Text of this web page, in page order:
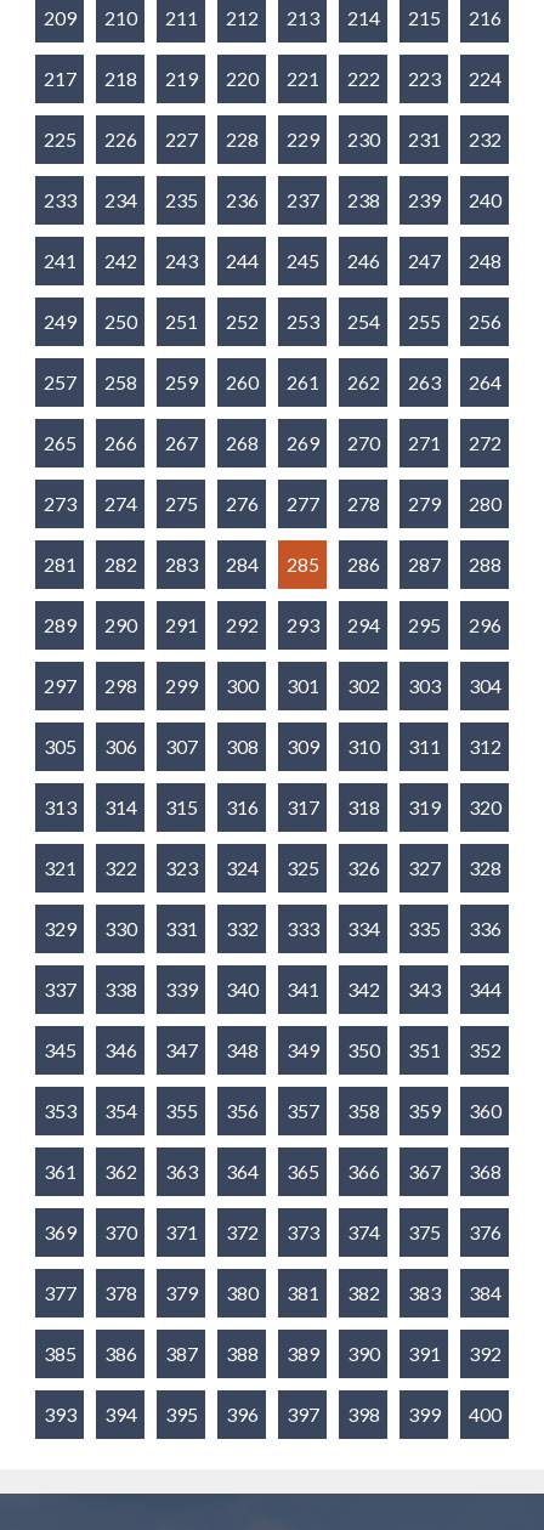
209 210 211 212 213 214 215 216
217 218 219 220 221 222 223 224
225 226 227 228 229 230 231 232
233 234 235 236 237 238 239 240
241 242 243 244 245 246 247 248
249 250 251 252 253 254 255 256
257 258 259 260 261 262 263 264
265 266 267 268 269 270 271 272
273 274 275 276 277 278 279 280
281 282 283 284 285 286 287 288
289 290 291 292 293 294 295 296
297 298 299 300 301 302 303 304
305 306 307 308 309 310 311 312
313 314 315 316 317 318 319 320
321 322 323 324 325 326 327 328
329 330 331 332 333 334 335 336
337 338 339 340 341 342 343 344
345 346 347 348 349 350 351 352
353 354 355 356 357 358 359 360
361 362 363 364 365 366 367 368
369 370 371 372 373 374 375 376
377 378 379 380 381 382 383 384
385 386 387 388 389 390 391 392
393 394 395 396 397 398 399 400